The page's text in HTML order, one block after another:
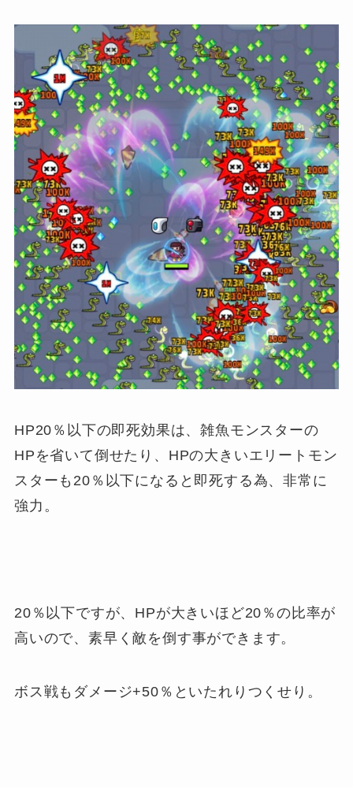
HP20％以下の即死効果は、雑魚モンスターの
HPを省いて倒せたり、HPの大きいエリートモン
スターも20％以下になると即死する為、非常に
強力。
20％以下ですが、HPが大きいほど20％の比率が
高いので、素早く敵を倒す事ができます。
ボス戦もダメージ+50％といたれりつくせり。